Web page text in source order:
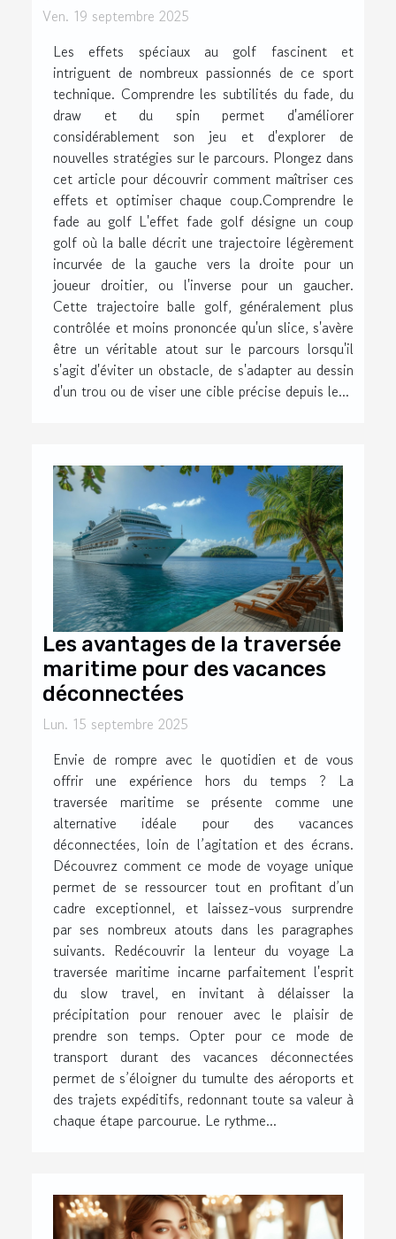
Ven. 19 septembre 2025
Les effets spéciaux au golf fascinent et
intriguent de nombreux passionnés de ce sport
technique. Comprendre les subtilités du fade, du
draw et du spin permet d'améliorer
considérablement son jeu et d'explorer de
nouvelles stratégies sur le parcours. Plongez dans
cet article pour découvrir comment maîtriser ces
effets et optimiser chaque coup.Comprendre le
fade au golf L'effet fade golf désigne un coup
golf où la balle décrit une trajectoire légèrement
incurvée de la gauche vers la droite pour un
joueur droitier, ou l'inverse pour un gaucher.
Cette trajectoire balle golf, généralement plus
contrôlée et moins prononcée qu'un slice, s'avère
être un véritable atout sur le parcours lorsqu'il
s'agit d'éviter un obstacle, de s'adapter au dessin
d'un trou ou de viser une cible précise depuis le...
Les avantages de la traversée
maritime pour des vacances
déconnectées
Lun. 15 septembre 2025
Envie de rompre avec le quotidien et de vous
offrir une expérience hors du temps ? La
traversée maritime se présente comme une
alternative idéale pour des vacances
déconnectées, loin de l’agitation et des écrans.
Découvrez comment ce mode de voyage unique
permet de se ressourcer tout en profitant d’un
cadre exceptionnel, et laissez-vous surprendre
par ses nombreux atouts dans les paragraphes
suivants. Redécouvrir la lenteur du voyage La
traversée maritime incarne parfaitement l'esprit
du slow travel, en invitant à délaisser la
précipitation pour renouer avec le plaisir de
prendre son temps. Opter pour ce mode de
transport durant des vacances déconnectées
permet de s’éloigner du tumulte des aéroports et
des trajets expéditifs, redonnant toute sa valeur à
chaque étape parcourue. Le rythme...